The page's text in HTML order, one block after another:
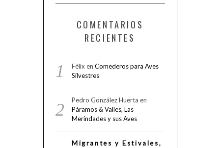
COMENTARIOS
RECIENTES
Félix en Comederos para Aves
Silvestres
Pedro González Huerta en
Páramos & Valles, Las
Merindades y sus Aves
Migrantes y Estivales,